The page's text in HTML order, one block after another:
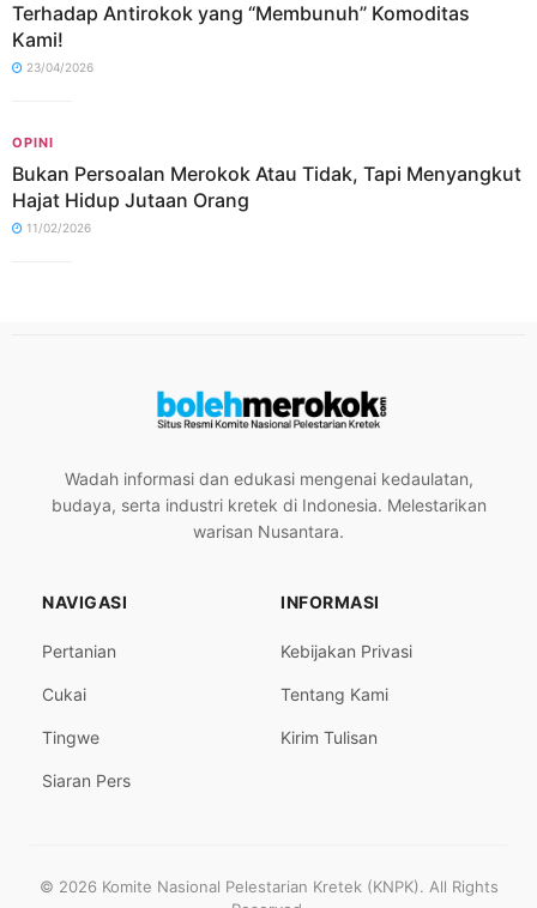
Terhadap Antirokok yang “Membunuh” Komoditas
Kami!
23/04/2026
OPINI
Bukan Persoalan Merokok Atau Tidak, Tapi Menyangkut
Hajat Hidup Jutaan Orang
11/02/2026
Wadah informasi dan edukasi mengenai kedaulatan,
budaya, serta industri kretek di Indonesia. Melestarikan
warisan Nusantara.
NAVIGASI
Pertanian
Cukai
Tingwe
Siaran Pers
INFORMASI
Kebijakan Privasi
Tentang Kami
Kirim Tulisan
© 2026 Komite Nasional Pelestarian Kretek (KNPK). All Rights